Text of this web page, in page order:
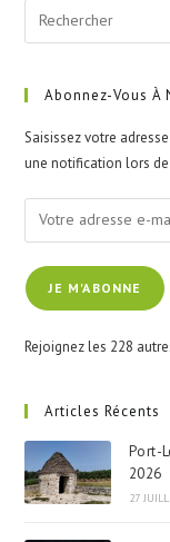
Abonnez-Vous À
Saisissez votre
une notification lors
Votre
adresse
e-
mailJE M'ABONNE
Rejoignez les 228
Articles Récents
Port-
2026
27